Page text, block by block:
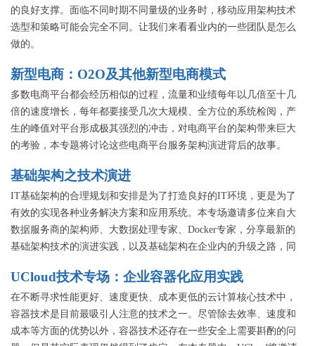
的良好支撑。面临不同时期不同量级的业务时，移动应用架构技术
选型和策略可能会完全不同。让我们来看看业内的一些团队是怎么
做的。
新型电商：O2O及其他新型电商模式
多数电商平台都会经历相似的过程，流量和业绩每年以几倍至十几
倍的速度增长，每年都要接受几次大规模、全方位的系统检阅，产
生的峰值对平台形成极其强烈的冲击，对电商平台的架构带来巨大
的考验，本专题将讨论这些电商平台服务架构演进背后的故事。
基础架构之技术演进
IT基础架构的合理规划和安排是为了打造良好的IT环境，更是为了
有效的实现各种业务解决方案和应用系统。本专场邀请多位来自大
数据服务商的架构师、大数据处理专家、Docker专家，分享最新的
基础架构技术的演进实践，以及基础架构在企业内的升级之路，同
UCloud技术专场：企业容器化应用实践
在不断寻求性能更好、速度更快、成本更低的云计算核心技术中，
容器技术是目前最吸引人注意的技术之一。尽管除去效率、速度和
成本等方面的优势以外，容器技术还存在一些安全上需要斟酌的问